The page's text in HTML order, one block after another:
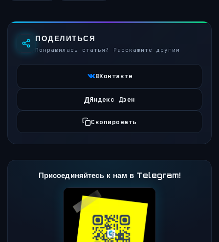
ПОДЕЛИТЬСЯ
Понравилась статья? Расскажите другим
ВКонтакте
ДЯндекс Дзен
Скопировать
Присоединяйтесь к нам в Telegram!